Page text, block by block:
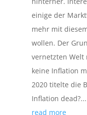
einige der
mehr mit
wollen. Der
vernetzten
keine Inflation
2020 titelte die
Inflation dead?...
read more